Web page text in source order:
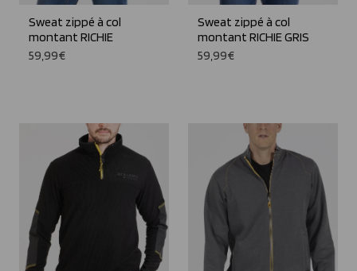
Sweat zippé à col
montant RICHIE
59,99€
Sweat zippé à col
montant RICHIE GRIS
59,99€